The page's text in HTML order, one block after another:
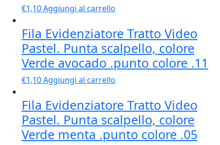
€1,10Aggiungi al carrello
Fila Evidenziatore Tratto Video
Pastel. Punta scalpello, colore
Verde avocado .punto colore .11
€1,10Aggiungi al carrello
Fila Evidenziatore Tratto Video
Pastel. Punta scalpello, colore
Verde menta .punto colore .05